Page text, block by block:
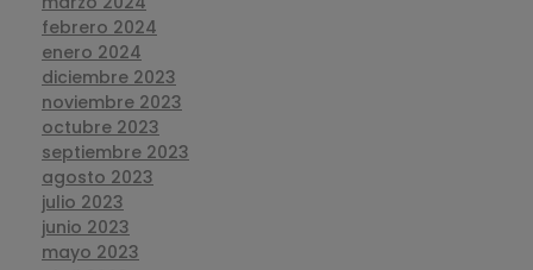
febrero 2024
enero 2024
diciembre 2023
noviembre 2023
octubre 2023
septiembre 2023
agosto 2023
julio 2023
junio 2023
mayo 2023